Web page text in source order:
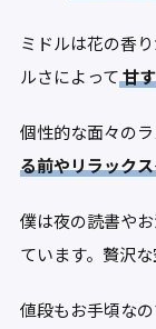
ミドルは花の香
ルさによって甘
個性的な面々の
る前やリラック
僕は夜の読書や
ています。贅沢
値段もお手頃な